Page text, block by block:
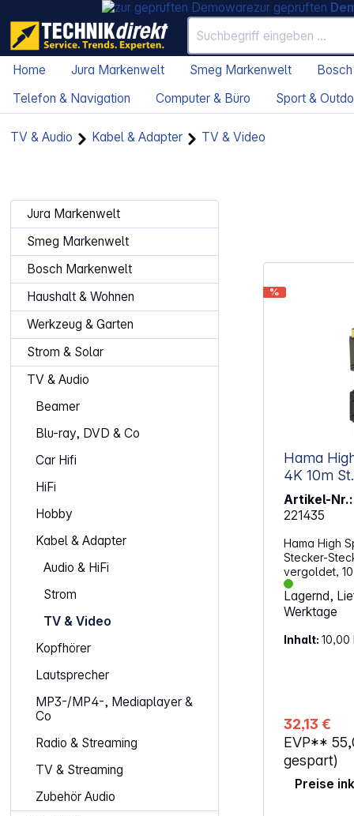
zur geprüften
Home Jura Markenwelt Smeg Markenwelt
Telefon & Navigation
Computer & Büro Sport &
TV & Audio Kabel & Adapter TV & Video
Jura Markenwelt
Smeg Markenwelt
Bosch Markenwelt
Haushalt & Wohnen
Werkzeug & Garten
Strom & Solar
TV & Audio
Beamer
Blu-ray, DVD & Co
Car Hifi
HiFi
Hobby
Kabel & Adapter
Audio & HiFi
Strom
TV & Video
Kopfhörer
Lautsprecher
MP3-/MP4-, Mediaplayer &
Co
Radio & Streaming
TV & Streaming
Zubehör Audio
%
Hama
4K 10m St.-St.Ethernet
vergoldet
Artikel-Nr.:
221435
Hama High
Stecker-
vergoldet,
Verbindung
gestochen
mit 4096 x
sichtbar
eine
Durch den
entfällt eine
Audio-
Lagernd,
Werktage
Inhalt: 10,00
32,13 €
EVP**
gespart)
Preise